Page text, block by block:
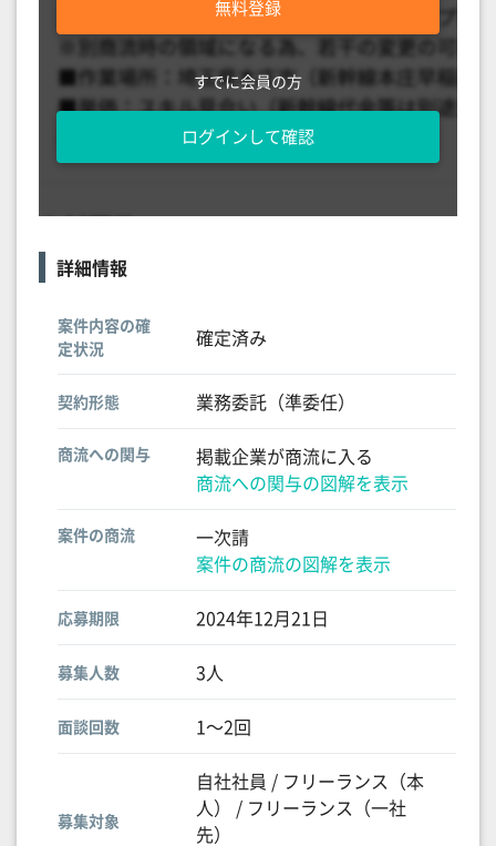
無料登録
すでに会員の方
ログインして確認
詳細情報
案件内容の確
定状況
確定済み
契約形態 業務委託（準委任）
商流への関与
掲載企業が商流に入る
商流への関与の図解を表示
案件の商流
一次請
案件の商流の図解を表示
応募期限 2024年12月21日
募集人数 3人
面談回数 1〜2回
募集対象
自社社員 / フリーランス（本
人） / フリーランス（一社
先）